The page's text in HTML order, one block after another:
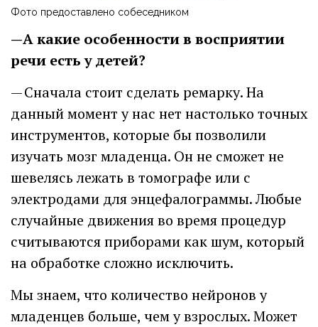
Фото предоставлено собеседником
—А какие особенности в восприятии
речи есть у детей?
— Сначала стоит сделать ремарку. На
данный момент у нас нет настолько точных
инструментов, которые бы позволили
изучать мозг младенца. Он не сможет не
шевелясь лежать в томографе или с
электродами для энцефалограммы. Любые
случайные движения во время процедур
считываются приборами как шум, который
на обработке сложно исключить.
Мы знаем, что количество нейронов у
младенцев больше, чем у взрослых. Может